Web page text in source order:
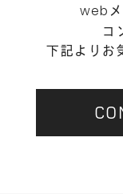
web
コ
下記よりお